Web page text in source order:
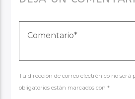
Tu dirección de correo electrónico no será
obligatorios están marcados con *